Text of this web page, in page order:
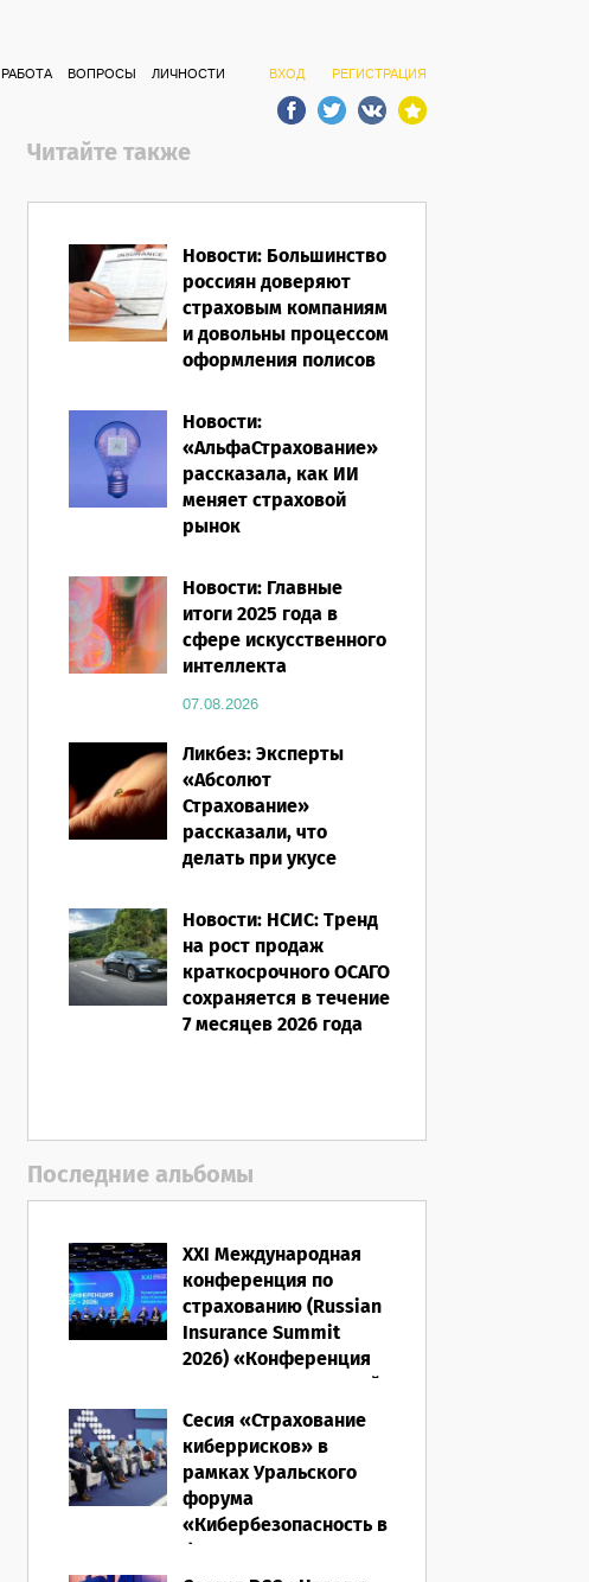
ВХОД РЕГИСТРАЦИЯ
РАБОТА ВОПРОСЫ ЛИЧНОСТИ
Читайте также
Новости: Большинство
россиян доверяют
страховым компаниям
и довольны процессом
оформления полисов
Новости:
«АльфаСтрахование»
рассказала, как ИИ
меняет страховой
рынок
Новости: Главные
итоги 2025 года в
сфере искусственного
интеллекта
07.08.2026
Ликбез: Эксперты
«Абсолют
Страхование»
рассказали, что
делать при укусе
путешествии
07.08.2026
Новости: НСИС: Тренд
на рост продаж
краткосрочного ОСАГО
сохраняется в течение
7 месяцев 2026 года
Последние альбомы
XXI Международная
конференция по
страхованию (Russian
Insurance Summit
2026) «Конференция
ВСС-2026: Культурный
код страхования/
Человеческий
фактор»
28.05.2026
Сесия «Страхование
киберрисков» в
рамках Уральского
форума
«Кибербезопасность в
финансах» 2026